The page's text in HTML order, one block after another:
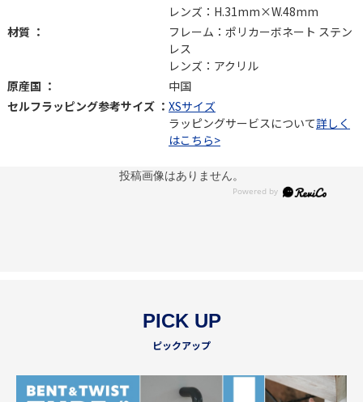
レンズ：H.31mm×W.48mm
材質 ：
フレーム：ポリカーボネート ステン
レス
レンズ：アクリル
原産国 ：
中国
セルフラッピング参考サイズ ： XSサイズ
ラッピングサービスについて詳しく
はこちら>
投稿画像はありません。
PICK UP
ピックアップ